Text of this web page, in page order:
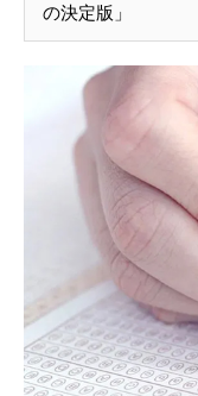
の決定版」